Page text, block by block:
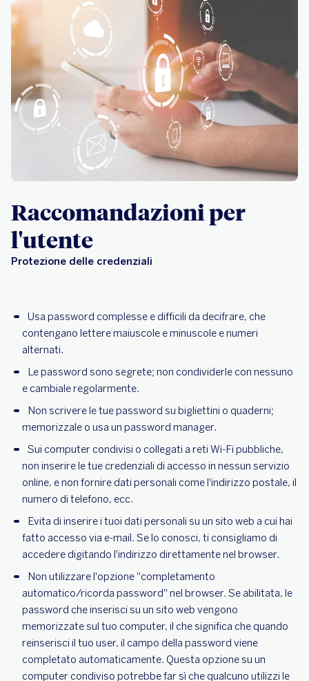
Raccomandazioni per
l'utente
Protezione delle credenziali
Usa password complesse e difficili da decifrare, che
contengano lettere maiuscole e minuscole e numeri
alternati.
Le password sono segrete; non condividerle con nessuno
e cambiale regolarmente.
Non scrivere le tue password su bigliettini o quaderni;
memorizzale o usa un password manager.
Sui computer condivisi o collegati a reti Wi-Fi pubbliche,
non inserire le tue credenziali di accesso in nessun servizio
online, e non fornire dati personali come l'indirizzo postale, il
numero di telefono, ecc.
Evita di inserire i tuoi dati personali su un sito web a cui hai
fatto accesso via e-mail. Se lo conosci, ti consigliamo di
accedere digitando l'indirizzo direttamente nel browser.
Non utilizzare l'opzione "completamento
automatico/ricorda password" nel browser. Se abilitata, le
password che inserisci su un sito web vengono
memorizzate sul tuo computer, il che significa che quando
reinserisci il tuo user, il campo della password viene
completato automaticamente. Questa opzione su un
computer condiviso potrebbe far sì che qualcuno utilizzi le